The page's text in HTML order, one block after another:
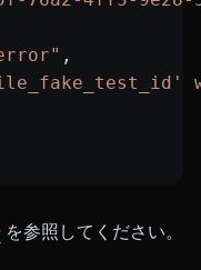
,
を参照してください。